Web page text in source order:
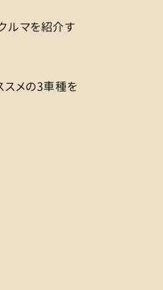
ルマを紹介す
スメの3車種を